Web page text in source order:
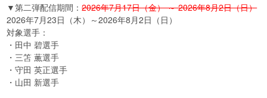
▼第二弾配信期間：2026年7月17日（金） ～ 2026年8月2日（日）
2026年7月23日（木）～2026年8月2日（日）
対象選手：
・田中 碧選手
・三笘 薫選手
・守田 英正選手
・山田 新選手